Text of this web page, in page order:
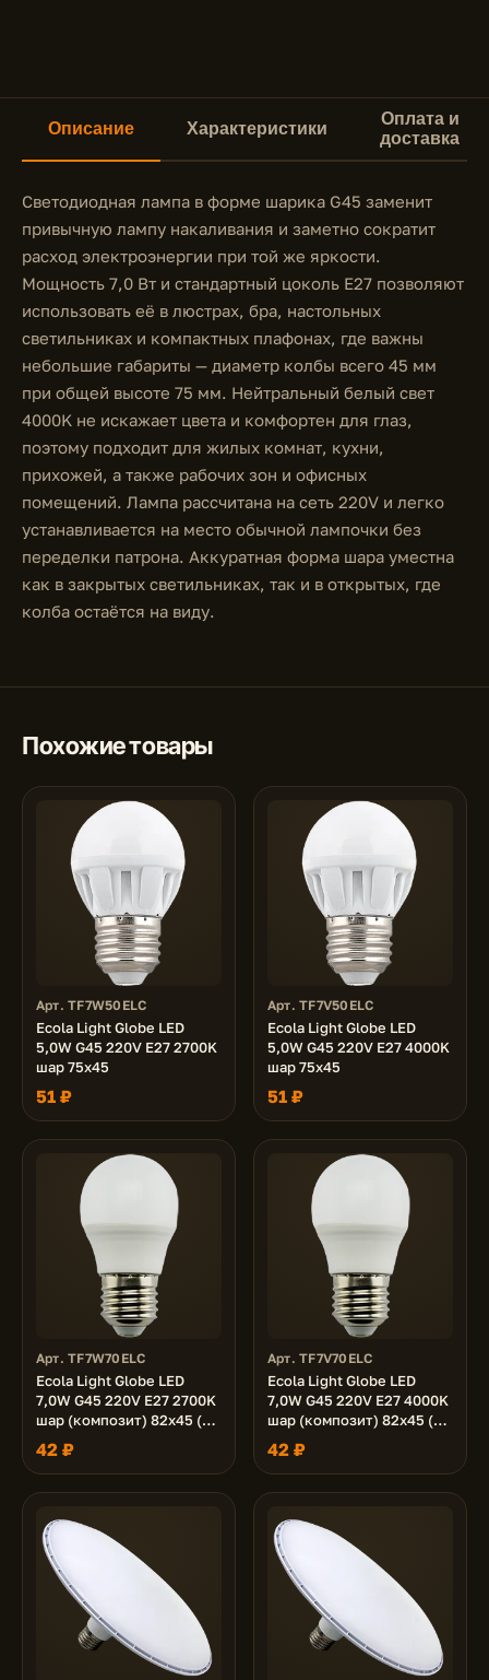
Описание Характеристики
Оплата и
доставка
Светодиодная лампа в форме шарика G45 заменит
привычную лампу накаливания и заметно сократит
расход электроэнергии при той же яркости.
Мощность 7,0 Вт и стандартный цоколь E27 позволяют
использовать её в люстрах, бра, настольных
светильниках и компактных плафонах, где важны
небольшие габариты — диаметр колбы всего 45 мм
при общей высоте 75 мм. Нейтральный белый свет
4000K не искажает цвета и комфортен для глаз,
поэтому подходит для жилых комнат, кухни,
прихожей, а также рабочих зон и офисных
помещений. Лампа рассчитана на сеть 220V и легко
устанавливается на место обычной лампочки без
переделки патрона. Аккуратная форма шара уместна
как в закрытых светильниках, так и в открытых, где
колба остаётся на виду.
Похожие товары
Арт. TF7W50ELC
Ecola Light Globe LED
5,0W G45 220V E27 2700K
шар 75x45
51 ₽
Арт. TF7V50ELC
Ecola Light Globe LED
5,0W G45 220V E27 4000K
шар 75x45
51 ₽
Арт. TF7W70ELC
Ecola Light Globe LED
7,0W G45 220V E27 2700K
шар (композит) 82x45 (1
из ч/б уп. по 4)
42 ₽
Арт. TF7V70ELC
Ecola Light Globe LED
7,0W G45 220V E27 4000K
шар (композит) 82x45 (1
из ч/б уп. по 4)
42 ₽